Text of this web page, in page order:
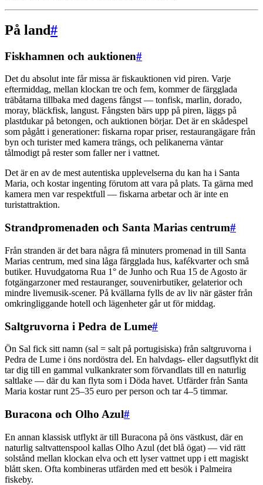
På land#
Fiskhamnen och auktionen#
Det du absolut inte får missa är fiskauktionen vid piren. Varje
eftermiddag, mellan klockan tre och fem, kommer de färgglada
träbåtarna tillbaka med dagens fångst — tonfisk, marlin, dorado,
moray, bläckfisk, langust. Fångsten bärs upp på piren, läggs på
plastdukar på betongen, och auktionen börjar. Det är en skådespel
som pågått i generationer: fiskarna ropar priser, restaurangägare från
byn och turister med kamera trängs, och pelikanerna väntar
tålmodigt på rester som faller ner i vattnet.
Det är en av de mest autentiska upplevelserna du kan ha i Santa
Maria, och kostar ingenting förutom att vara på plats. Ta gärna med
kamera men var respektfull — fiskarna arbetar och är inte en
turistattraktion.
Strandpromenaden och Santa Marias centrum#
Från stranden är det bara några få minuters promenad in till Santa
Marias centrum, med sina låga färgglada hus, kafékvarter och små
butiker. Huvudgatorna Rua 1° de Junho och Rua 15 de Agosto är
fotgängarzoner med restauranger, souvenirbutiker, gelaterior och
mindre livemusik-scener. På kvällarna fylls de av liv när gäster från
omkringliggande hotell och lägenheter går ut för middag.
Saltgruvorna i Pedra de Lume#
Ön Sal fick sitt namn (sal = salt på portugisiska) från saltgruvorna i
Pedra de Lume i öns nordöstra del. En halvdags- eller dagsutflykt dit
tar dig till en gammal vulkankrater som förvandlats till en naturlig
saltlake — där du kan flyta som i Döda havet. Utfärder från Santa
Maria kostar runt 25–35 euro per person och tar 4–5 timmar.
Buracona och Olho Azul#
En annan klassisk utflykt är till Buracona på öns västkust, där en
naturlig saltvattenspool kallas Olho Azul (det blå ögat) — vid rätt
solstånd mellan klockan elva och ett lyser vattnet upp i ett magiskt
blått sken. Ofta kombineras utfärden med ett besök i Palmeira
fiskeby.